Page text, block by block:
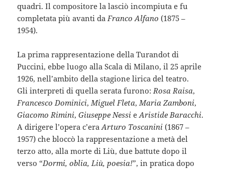
quadri. Il compositore la lasciò incompiuta e fu
completata più avanti daFranco Alfano (1875 –
1954).
La prima rappresentazione della Turandot di
Puccini, ebbe luogo alla Scala di Milano, il 25 aprile
1926, nell’ambito della stagione lirica del teatro.
Gli interpreti di quella serata furono:Rosa Raisa,
Francesco Dominici,Miguel Fleta,Maria Zamboni,
Giacomo Rimini,Giuseppe Nessi eAristide Baracchi.
A dirigere l’opera c’eraArturo Toscanini (1867 –
1957) che bloccò la rappresentazione a metà del
terzo atto, alla morte di Liù, due battute dopo il
verso “Dormi, oblia, Liù, poesia!”, in pratica dopo